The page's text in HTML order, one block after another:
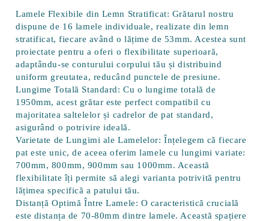
Lamele Flexibile din Lemn Stratificat: Grătarul nostru
dispune de 16 lamele individuale, realizate din lemn
stratificat, fiecare având o lățime de 53mm. Acestea sunt
proiectate pentru a oferi o flexibilitate superioară,
adaptându-se conturului corpului tău și distribuind
uniform greutatea, reducând punctele de presiune.
Lungime Totală Standard: Cu o lungime totală de
1950mm, acest grătar este perfect compatibil cu
majoritatea saltelelor și cadrelor de pat standard,
asigurând o potrivire ideală.
Varietate de Lungimi ale Lamelelor: Înțelegem că fiecare
pat este unic, de aceea oferim lamele cu lungimi variate:
700mm, 800mm, 900mm sau 1000mm. Această
flexibilitate îți permite să alegi varianta potrivită pentru
lățimea specifică a patului tău.
Distanță Optimă Între Lamele: O caracteristică crucială
este distanța de 70-80mm dintre lamele. Această spațiere